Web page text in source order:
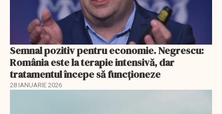
Semnal pozitiv pentru economie. Negrescu:
România este la terapie intensivă, dar
tratamentul începe să funcționeze
28 IANUARIE 2026